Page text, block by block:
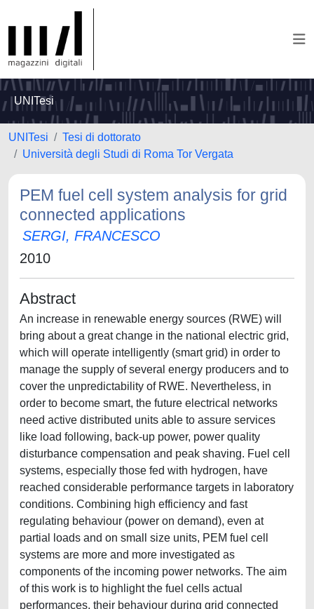
UNITesi
UNITesi
Tesi di dottorato
Università degli Studi di Roma Tor Vergata
PEM fuel cell system analysis for grid
connected applications
SERGI, FRANCESCO
2010
Abstract
An increase in renewable energy sources (RWE) will
bring about a great change in the national electric grid,
which will operate intelligently (smart grid) in order to
manage the supply of several energy producers and to
cover the unpredictability of RWE. Nevertheless, in
order to become smart, the future electrical networks
need active distributed units able to assure services
like load following, back-up power, power quality
disturbance compensation and peak shaving. Fuel cell
systems, especially those fed with hydrogen, have
reached considerable performance targets in laboratory
conditions. Combining high efficiency and fast
regulating behaviour (power on demand), even at
partial loads and on small size units, PEM fuel cell
systems are more and more investigated as
components of the incoming power networks. The aim
of this work is to highlight the fuel cells actual
performances, their behaviour during grid connected